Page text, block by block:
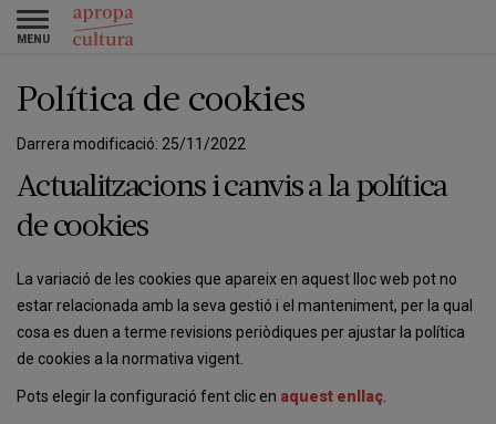
Vés
contingut
Skip
main
Toggle
navigation
Política de cookies
Darrera modificació: 25/11/2022
Actualitzacions i canvis a la política
de cookies
La variació de les cookies que apareix en aquest lloc web pot no
estar relacionada amb la seva gestió i el manteniment, per la qual
cosa es duen a terme revisions periòdiques per ajustar la política
de cookies a la normativa vigent.
Pots elegir la configuració fent clic en aquest enllaç